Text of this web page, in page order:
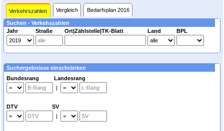
Verkehrszahlen Vergleich Bedarfsplan 2016
Suchen - Verkehszahlen
Jahr
Straße Ort|Zählstelle|TK-Blatt Land BPL
Suchergebnisse einschränken
Bundesrang Landesrang
|
DTV SV
|